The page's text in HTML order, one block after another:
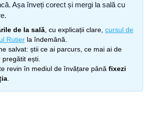
Așa înveți corect și mergi la sală cu
de la sală , cu explicații clare, cursul de
Rutier la îndemână.
salvat: știi ce ai parcurs, ce mai ai de
ești.
revin în mediul de învățare până fixezi